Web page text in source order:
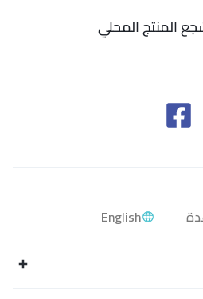
المنتج المحلي
English